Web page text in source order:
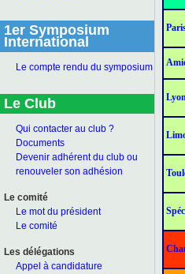
1er Symposium
International
Le compte rendu du symposium
Le Club
Qui contacter au club ?
Documents
Devenir adhérent du club ou
renouveler son adhésion
Le comité
Le mot du président
Le comité
Les délégations
Appel à candidature